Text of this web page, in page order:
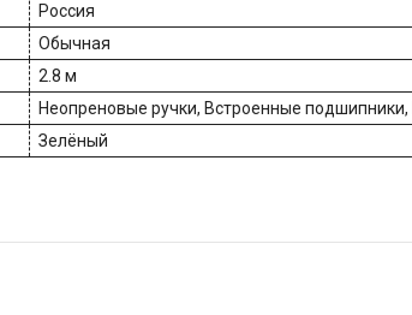
Россия
Обычная
2.8 м
Неопреновые ручки, Встроенные
Зелёный